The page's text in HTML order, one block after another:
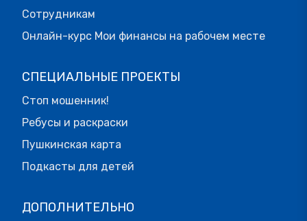
Сотрудникам
Онлайн-курс Мои финансы на рабочем месте
СПЕЦИАЛЬНЫЕ ПРОЕКТЫ
Стоп мошенник!
Ребусы и раскраски
Пушкинская карта
Подкасты для детей
ДОПОЛНИТЕЛЬНО